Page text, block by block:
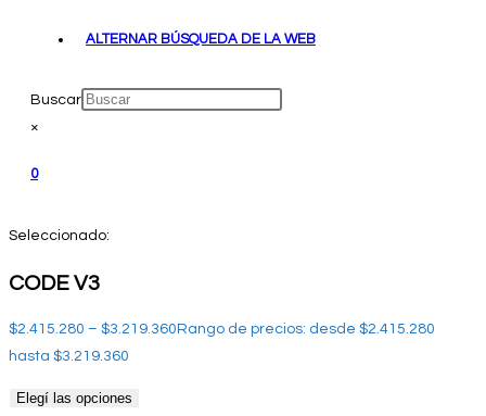
ALTERNAR BÚSQUEDA DE LA WEB
Buscar
×
0
Seleccionado:
CODE V3
$2.415.280 – $3.219.360 Rango de precios: desde $2.415.280
hasta $3.219.360
Elegí las opciones